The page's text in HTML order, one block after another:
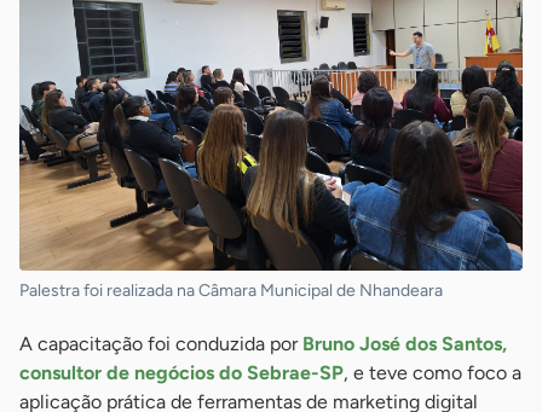
Palestra foi realizada na Câmara Municipal de Nhandeara
A capacitação foi conduzida por Bruno José dos Santos,
consultor de negócios do Sebrae-SP, e teve como foco a
aplicação prática de ferramentas de marketing digital